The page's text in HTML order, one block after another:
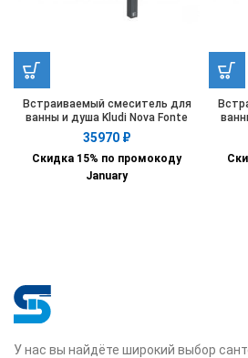
Встраиваемый смеситель для
ванны и душа Kludi Nova Fonte
206593915
35970 ₽
Скидка 15% по промокоду
January
У нас вы найдёте широкий выбор